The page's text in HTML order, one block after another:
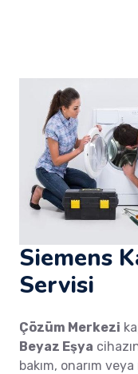
Siemens
Servisi
Çözüm Merkezi
Beyaz Eşya
bakım, onarım